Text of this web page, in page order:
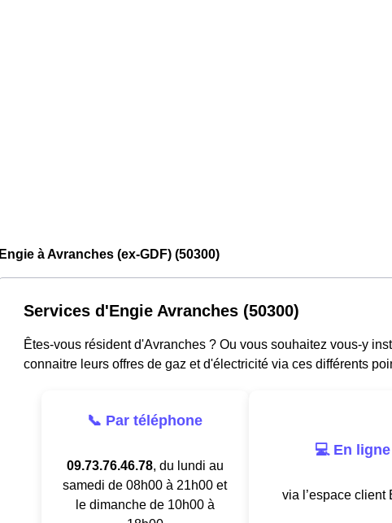
Engie à Avranches (ex-GDF) (50300)
Services d'Engie Avranches (50300)
Êtes-vous résident d'Avranches ? Ou vous souhaitez vous-y
connaitre leurs offres de gaz et d'électricité via ces différents
📞 Par téléphone
09.73.76.46.78, du lundi au
samedi de 08h00 à 21h00 et
le dimanche de 10h00 à
💻 En ligne
via l’espace client